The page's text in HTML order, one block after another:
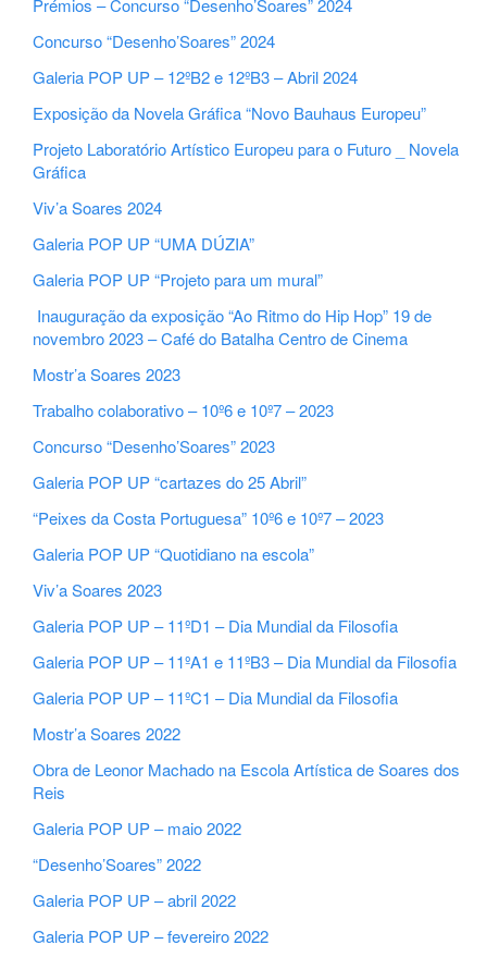
Prémios – Concurso “Desenho’Soares” 2024
Concurso “Desenho’Soares” 2024
Galeria POP UP – 12ºB2 e 12ºB3 – Abril 2024
Exposição da Novela Gráfica “Novo Bauhaus Europeu”
Projeto Laboratório Artístico Europeu para o Futuro _ Novela
Gráfica
Viv’a Soares 2024
Galeria POP UP “UMA DÚZIA”
Galeria POP UP “Projeto para um mural”
Inauguração da exposição “Ao Ritmo do Hip Hop” 19 de
novembro 2023 – Café do Batalha Centro de Cinema
Mostr’a Soares 2023
Trabalho colaborativo – 10º6 e 10º7 – 2023
Concurso “Desenho’Soares” 2023
Galeria POP UP “cartazes do 25 Abril”
“Peixes da Costa Portuguesa” 10º6 e 10º7 – 2023
Galeria POP UP “Quotidiano na escola”
Viv’a Soares 2023
Galeria POP UP – 11ºD1 – Dia Mundial da Filosofia
Galeria POP UP – 11ºA1 e 11ºB3 – Dia Mundial da Filosofia
Galeria POP UP – 11ºC1 – Dia Mundial da Filosofia
Mostr’a Soares 2022
Obra de Leonor Machado na Escola Artística de Soares dos
Reis
Galeria POP UP – maio 2022
“Desenho’Soares” 2022
Galeria POP UP – abril 2022
Galeria POP UP – fevereiro 2022